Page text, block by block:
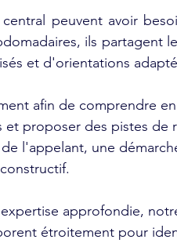
peuvent avoir
ils partagent
et d'orientations
afin de comprendre
proposer des pistes de
l'appelant, une
approfondie,
étroitement pour